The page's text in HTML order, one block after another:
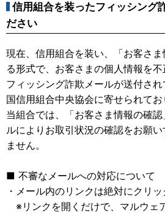
信用組合を装ったフィッシング
ださい
現在、信用組合を装い、「お客さ
る形式で、お客さまの個人情報を
フィッシング詐欺メールが送付さ
国信用組合中央協会に寄せられてお
当組合では、「お客さま情報の確
ルによりお取引状況の確認をお願
ません。
■ 不審なメールへの対応について
・メール内のリンクは絶対にクリ
※リンクを開くだけで、マルウェ